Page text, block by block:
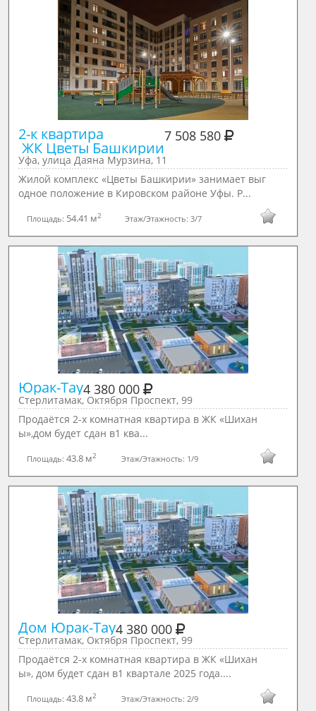
2-к квартира
ЖК Цветы Башкирии
7 508 580
Уфа, улица Даяна Мурзина, 11
Жилой комплекс «Цветы Башкирии» занимает выг
одное положение в Кировском районе Уфы. Р...
Площадь: 54.41 м2 Этаж/Этажность: 3/7
Юрак-Тау4 380 000
Стерлитамак, Октября Проспект, 99
Продаётся 2-х комнатная квартира в ЖК «Шихан
ы»,дом будет сдан в1 ква...
Площадь:43.8 м2 Этаж/Этажность: 1/9
Дом Юрак-Тау4 380 000
Стерлитамак, Октября Проспект, 99
Продаётся 2-х комнатная квартира в ЖК «Шихан
ы», дом будет сдан в1 квартале 2025 года....
Площадь:43.8 м2 Этаж/Этажность: 2/9